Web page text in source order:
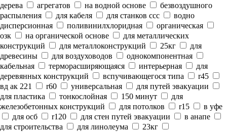
дерева
агрегатов на водной основе
безвоздушного
распыления
для кабеля для станков ссс
водно
дисперсионная
поливинилхлоридная
органическая
озк
на органической основе
для металлических
конструкций
для металлоконструкций 25кг
для
древесины
для воздуховодов
однокомпонентная
кабельная
терморасширяющаяся интерьерная
для
деревянных конструкций
вспучивающегося типа
r45
вд ак 221
r60 универсальная
для путей эвакуации
для пластика
тонкослойная 150 минут
для
железобетонных конструкций
для потолков r15
в уфе
для осб
r120 для стен путей эвакуации
в анапе
для строительства
для линолеума
23кг